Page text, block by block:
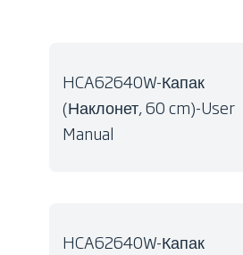
HCA62640W-Капак
(Наклонет, 60 cm)-User
Manual
HCA62640W-Капак